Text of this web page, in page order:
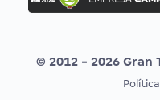
Concurso MPU
Editais publicados
CONCURSOS POR
© 2012 - 2026 Gran